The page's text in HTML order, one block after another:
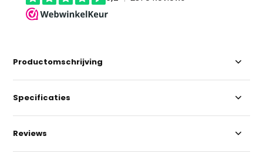
Productomschrijving
Specificaties
Reviews